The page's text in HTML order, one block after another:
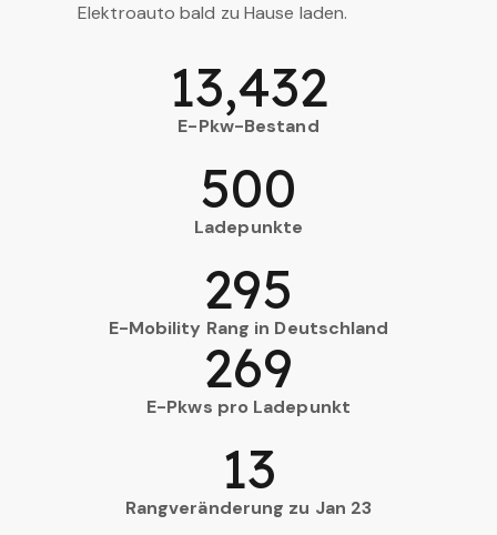
Elektroauto bald zu Hause laden.
E-Pkw-Bestand
13,432
Ladepunkte
500
E-Mobility Rang in Deutschland
295
E-Pkws pro Ladepunkt
269
Rangveränderung zu Jan 23
13